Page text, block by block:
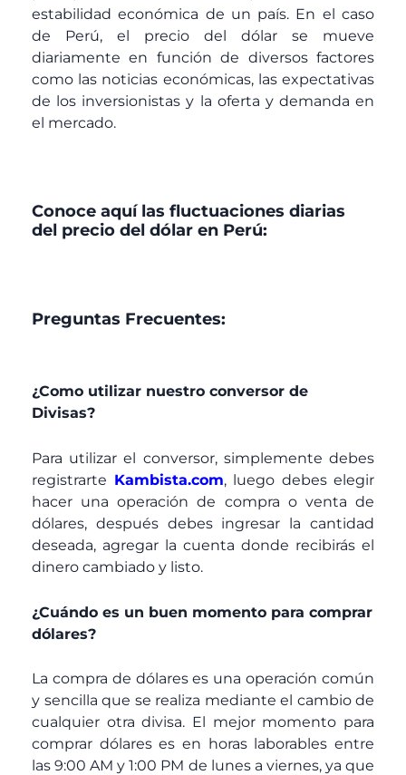
estabilidad económica de un país. En el caso
de Perú, el precio del dólar se mueve
diariamente en función de diversos factores
como las noticias económicas, las expectativas
de los inversionistas y la oferta y demanda en
el mercado.
Conoce aquí las fluctuaciones diarias
del precio del dólar en Perú:
Preguntas Frecuentes:
¿Como utilizar nuestro conversor de
Divisas?
Para utilizar el conversor, simplemente debes
registrarte Kambista.com, luego debes elegir
hacer una operación de compra o venta de
dólares, después debes ingresar la cantidad
deseada, agregar la cuenta donde recibirás el
dinero cambiado y listo.
¿Cuándo es un buen momento para comprar
dólares?
La compra de dólares es una operación común
y sencilla que se realiza mediante el cambio de
cualquier otra divisa. El mejor momento para
comprar dólares es en horas laborables entre
las 9:00 AM y 1:00 PM de lunes a viernes, ya que